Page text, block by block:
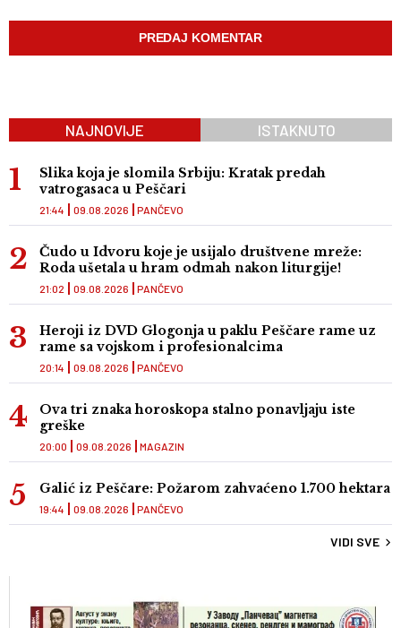
NAJNOVIJE ISTAKNUTO
Slika koja je slomila Srbiju: Kratak predah
vatrogasaca u Peščari
PANČEVO
21:44 09.08.2026
Čudo u Idvoru koje je usijalo društvene mreže:
Roda ušetala u hram odmah nakon liturgije!
PANČEVO
21:02 09.08.2026
Heroji iz DVD Glogonja u paklu Peščare rame uz
rame sa vojskom i profesionalcima
PANČEVO
20:14 09.08.2026
Ova tri znaka horoskopa stalno ponavljaju iste
greške
MAGAZIN
20:00 09.08.2026
Galić iz Peščare: Požarom zahvaćeno 1.700 hektara
PANČEVO
19:44 09.08.2026
VIDI SVE